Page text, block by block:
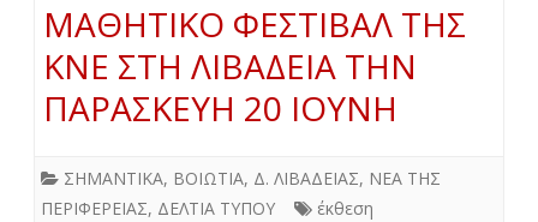
ΜΑΘΗΤΙΚΟ ΦΕΣΤΙΒΑΛ ΤΗΣ
ΚΝΕ ΣΤΗ ΛΙΒΑΔΕΙΑ ΤΗΝ
ΠΑΡΑΣΚΕΥΗ 20 ΙΟΥΝΗ
ΣΗΜΑΝΤΙΚΑ, ΒΟΙΩΤΙΑ, Δ. ΛΙΒΑΔΕΙΑΣ, ΝΕΑ ΤΗΣ
ΠΕΡΙΦΕΡΕΙΑΣ, ΔΕΛΤΙΑ ΤΥΠΟΥ έκθεση